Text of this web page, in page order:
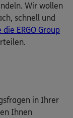
bei ERGO,
Wir wollen
schnell und
die ERGO Group
in Ihrer
Ihnen